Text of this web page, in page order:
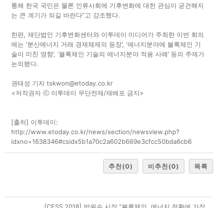
통해 한국 국민은 물론 인류사회에 기후변화에 대한 관심이 굳건해지
는 큰 계기가 되길 바란다”고 강조했다.
한편, 재단법인 기후변화센터와 이투데이 미디어가 주최한 이번 회의
에는 ‘분산에너지 거래 경제체제의 등장’, ‘에너지분야에 블록체인 기
술이 미친 영향’, ‘블록체인 기술의 에너지분야 적용 사례’ 등의 주제가
논의됐다.
권태성 기자 tskwon@etoday.co.kr
<저작권자 ⓒ 이투데이 무단전재/재배포 금지>
[출처] 이투데이:
http://www.etoday.co.kr/news/section/newsview.php?
idxno=1638346#csidx5b1a70c2a602b669e3cfcc50bda6cb6
추천(0) 비추천(0) 목록
[CESS 2018] 박원순 시장 “블록체인, 에너지 전환에 가장